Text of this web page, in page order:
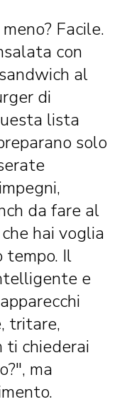
Facile.
con
al
di
lista
solo
da fare al
hai voglia
tempo. Il
e
tritare,
ti chiederai
ma